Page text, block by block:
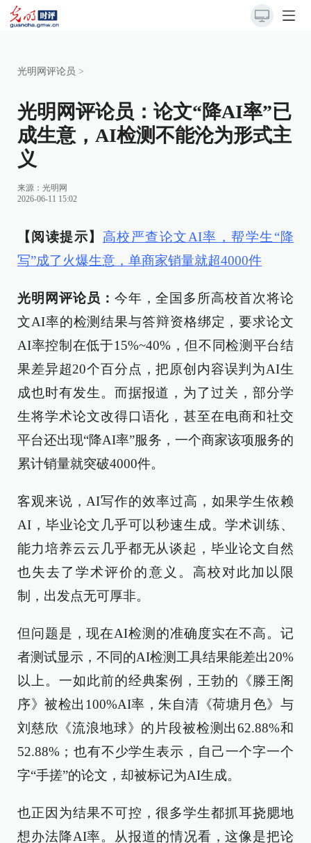
光明网评论员 >
光明网评论员：论文“降AI率”已
成生意，AI检测不能沦为形式主
义
来源： 光明网
2026-06-11 15:02
【阅读提示】 高校严查论文AI率，帮学生“降
写”成了火爆生意，单商家销量就超4000件
光明网评论员： 今年，全国多所高校首次将论
文AI率的检测结果与答辩资格绑定，要求论文
AI率控制在低于15%~40%，但不同检测平台结
果差异超20个百分点，把原创内容误判为AI生
成也时有发生。而据报道，为了过关，部分学
生将学术论文改得口语化，甚至在电商和社交
平台还出现“降AI率”服务，一个商家该项服务的
累计销量就突破4000件。
客观来说，AI写作的效率过高，如果学生依赖
AI，毕业论文几乎可以秒速生成。学术训练、
能力培养云云几乎都无从谈起，毕业论文自然
也失去了学术评价的意义。高校对此加以限
制，出发点无可厚非。
但问题是，现在AI检测的准确度实在不高。记
者测试显示，不同的AI检测工具结果能差出20%
以上。一如此前的经典案例，王勃的《滕王阁
序》被检出100%AI率，朱自清《荷塘月色》与
刘慈欣《流浪地球》的片段被检测出62.88%和
52.88%；也有不少学生表示，自己一个字一个
字“手搓”的论文，却被标记为AI生成。
也正因为结果不可控，很多学生都抓耳挠腮地
想办法降AI率。从报道的情况看，这像是把论